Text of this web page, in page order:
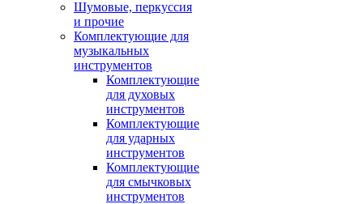
Шумовые, перкуссия
и прочие
Комплектующие для
музыкальных
инструментов
Комплектующие
для духовых
инструментов
Комплектующие
для ударных
инструментов
Комплектующие
для смычковых
инструментов